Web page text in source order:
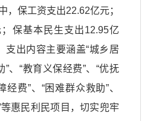
，保工资支出22.62亿元；
保基本民生支出12.95亿
支出内容主要涵盖“城乡居
、“教育义保经费”、“优抚
费”、“困难群众救助”、
惠民利民项目，切实兜牢